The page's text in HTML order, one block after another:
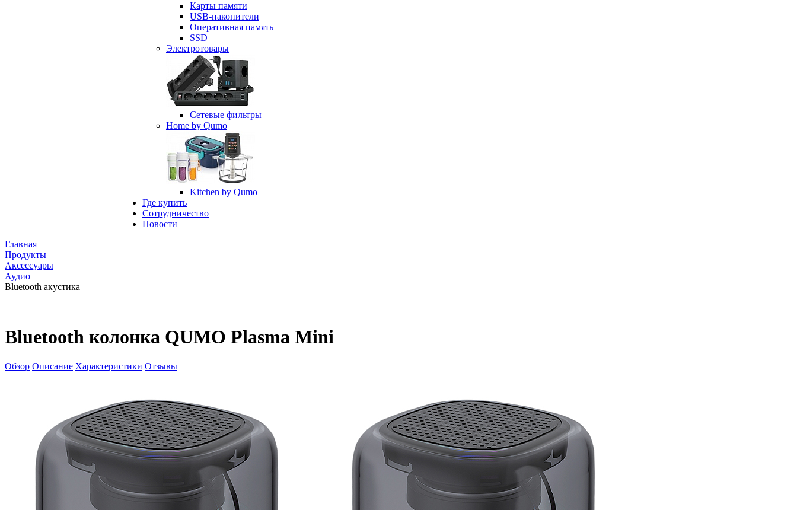
Карты памяти
USB-накопители
Оперативная память
SSD
Электротовары
Сетевые фильтры
Home by Qumo
Kitchen by Qumo
Где купить
Сотрудничество
Новости
Главная
Продукты
Аксессуары
Аудио
Bluetooth акустика
Bluetooth колонка QUMO Plasma Mini
Обзор Описание Характеристики Отзывы